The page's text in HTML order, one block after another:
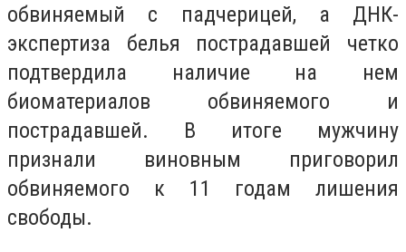
обвиняемый с падчерицей, а ДНК-
экспертиза белья пострадавшей четко
подтвердила наличие на нем
биоматериалов обвиняемого и
пострадавшей. В итоге мужчину
признали виновным приговорил
обвиняемого к 11 годам лишения
свободы.